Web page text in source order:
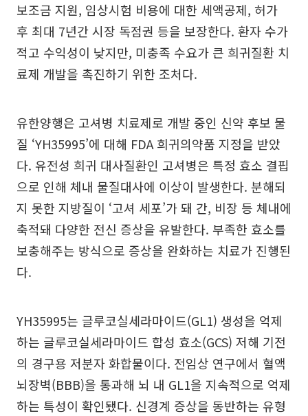
보조금 지원, 임상시험 비용에 대한 세액공제, 허가
후 최대 7년간 시장 독점권 등을 보장한다. 환자 수가
적고 수익성이 낮지만, 미충족 수요가 큰 희귀질환 치
료제 개발을 촉진하기 위한 조처다.
유한양행은 고셔병 치료제로 개발 중인 신약 후보 물
질 ‘YH35995’에 대해 FDA 희귀의약품 지정을 받았
다. 유전성 희귀 대사질환인 고셔병은 특정 효소 결핍
으로 인해 체내 물질대사에 이상이 발생한다. 분해되
지 못한 지방질이 ‘고셔 세포’가 돼 간, 비장 등 체내에
축적돼 다양한 전신 증상을 유발한다. 부족한 효소를
보충해주는 방식으로 증상을 완화하는 치료가 진행된
다.
YH35995는 글루코실세라마이드(GL1) 생성을 억제
하는 글루코실세라마이드 합성 효소(GCS) 저해 기전
의 경구용 저분자 화합물이다. 전임상 연구에서 혈액
뇌장벽(BBB)을 통과해 뇌 내 GL1을 지속적으로 억제
하는 특성이 확인됐다. 신경계 증상을 동반하는 유형